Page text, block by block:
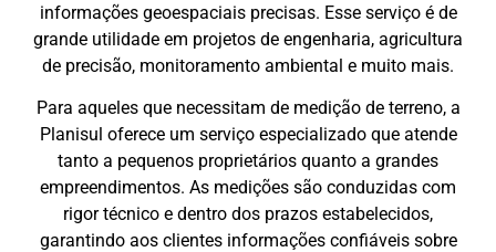
informações geoespaciais precisas. Esse serviço é de
grande utilidade em projetos de engenharia, agricultura
de precisão, monitoramento ambiental e muito mais.
Para aqueles que necessitam de medição de terreno, a
Planisul oferece um serviço especializado que atende
tanto a pequenos proprietários quanto a grandes
empreendimentos. As medições são conduzidas com
rigor técnico e dentro dos prazos estabelecidos,
garantindo aos clientes informações confiáveis sobre